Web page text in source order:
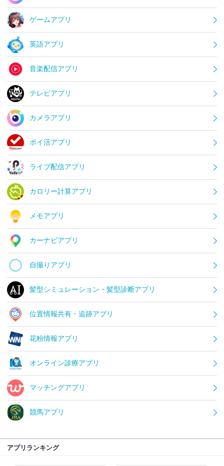
ゲームアプリ
英語アプリ
音楽配信アプリ
テレビアプリ
カメラアプリ
ポイ活アプリ
ライブ配信アプリ
カロリー計算アプリ
メモアプリ
カーナビアプリ
自撮りアプリ
髪型シミュレーション・髪型診断アプリ
位置情報共有・追跡アプリ
花粉情報アプリ
オンライン診療アプリ
マッチングアプリ
競馬アプリ
アプリランキング